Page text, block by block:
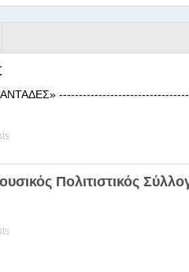
της Στέγης
της Στέγης Ελληνικών
Πολιτιστικός